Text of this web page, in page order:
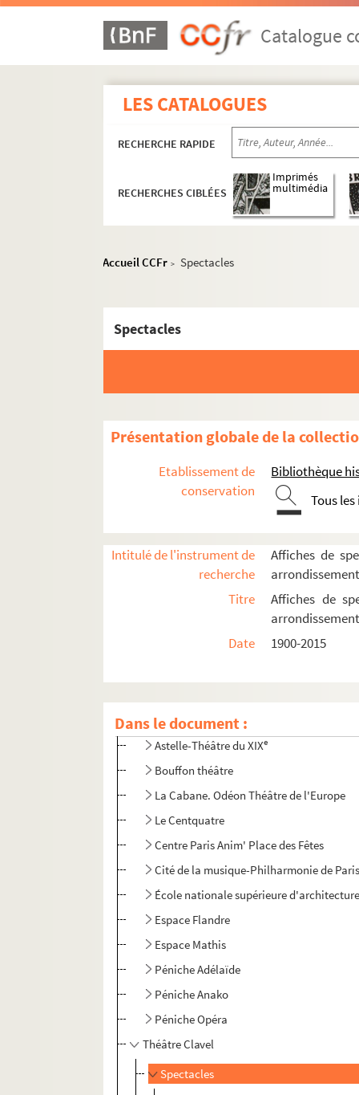
Catalogue
LES CATALOGUES
RECHERCHE RAPIDE
RECHERCHES CIBLÉES
Imprimés
multimédia
Accueil CCFr > Spectacles
Spectacles
Présentation globale de la
Etablissement de
conservation
Bibliothèque
Tous
Intitulé de l'instrument de
recherche
Affiches de
Titre
Affiches de
Date
1900-2015
Dans le document :
17e arrondissement
Art Studio Théâtre
Astelle-Théâtre du XIXe
Bouffon théâtre
La Cabane. Odéon Théâtre de l'Europe
Le Centquatre
Centre Paris Anim' Place des Fêtes
Cité de la musique-Philharmonie de
École nationale supérieure
Espace Flandre
Espace Mathis
Péniche Adélaïde
Péniche Anako
Péniche Opéra
Théâtre Clavel
Spectacles